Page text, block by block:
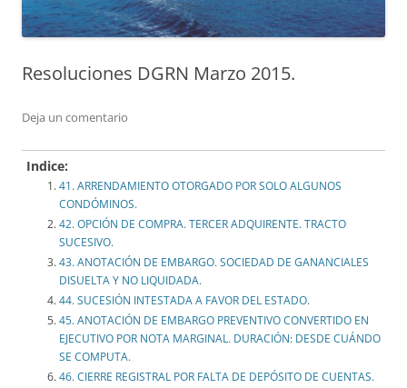
Resoluciones DGRN Marzo 2015.
Deja un comentario
Indice:
41. ARRENDAMIENTO OTORGADO POR SOLO ALGUNOS
CONDÓMINOS.
42. OPCIÓN DE COMPRA. TERCER ADQUIRENTE. TRACTO
SUCESIVO.
43. ANOTACIÓN DE EMBARGO. SOCIEDAD DE GANANCIALES
DISUELTA Y NO LIQUIDADA.
44. SUCESIÓN INTESTADA A FAVOR DEL ESTADO.
45. ANOTACIÓN DE EMBARGO PREVENTIVO CONVERTIDO EN
EJECUTIVO POR NOTA MARGINAL. DURACIÓN: DESDE CUÁNDO
SE COMPUTA.
46. CIERRE REGISTRAL POR FALTA DE DEPÓSITO DE CUENTAS.